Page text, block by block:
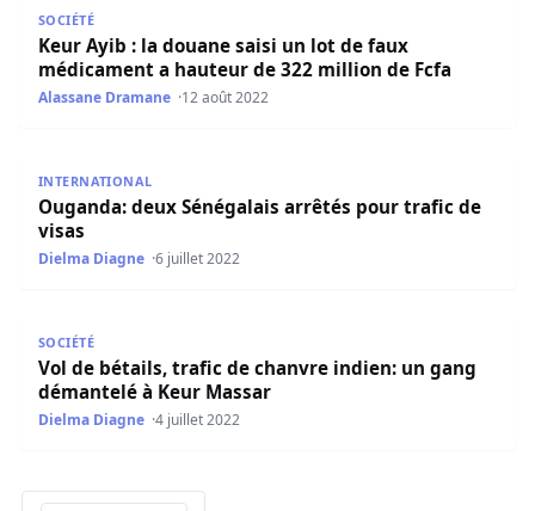
SOCIÉTÉ
Keur Ayib : la douane saisi un lot de faux
médicament a hauteur de 322 million de Fcfa
Alassane Dramane 12 août 2022
INTERNATIONAL
Ouganda: deux Sénégalais arrêtés pour trafic de
visas
Dielma Diagne 6 juillet 2022
SOCIÉTÉ
Vol de bétails, trafic de chanvre indien: un gang
démantelé à Keur Massar
Dielma Diagne 4 juillet 2022